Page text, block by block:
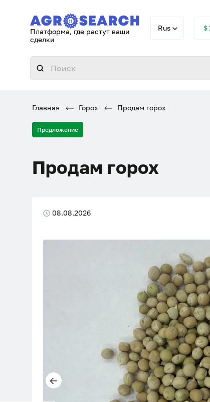
Платформа, где растут ваши
сделки
Rus
Главная Горох Продам горох
Предложение
Продам горох
08.08.2026